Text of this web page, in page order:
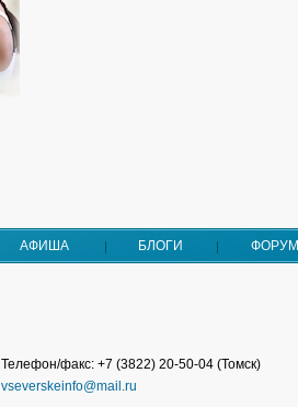
АФИША БЛОГИ ФОРУМ
Телефон/факс: +7 (3822) 20-50-04 (Томск)
vseverskeinfo@mail.ru